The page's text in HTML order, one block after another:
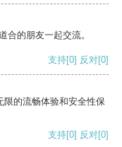
合的朋友一起交流。
支持[0] 反对[0]
限的流畅体验和安全性保
支持[0] 反对[0]